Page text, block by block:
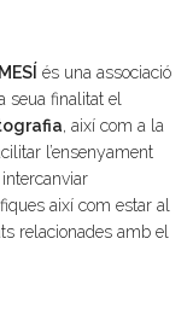
és una associació
seua finalitat el
, així com a la
l’ensenyament
intercanviar
així com estar al
relacionades amb el